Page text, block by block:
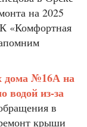
на 2025
«Комфортная
дома №16А на
водой из-за
в
крыши